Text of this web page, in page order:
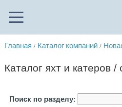
Главная / Каталог компаний /
Каталог яхт и катеров
Поиск по разделу: